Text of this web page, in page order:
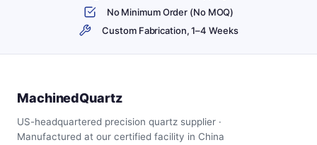
No Minimum Order (No MOQ)
Custom Fabrication, 1–4 Weeks
MachinedQuartz
US-headquartered precision quartz supplier ·
Manufactured at our certified facility in China